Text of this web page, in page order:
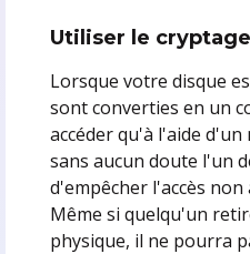
Utiliser le cryptage
Lorsque votre disque
sont converties en un
accéder qu'à l'aide d'un
sans aucun doute l'un
d'empêcher l'accès
Même si quelqu'un
physique, il ne pourra